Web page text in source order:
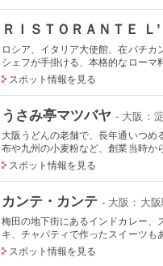
ＲＩＳＴＯＲＡＮＴＥ Ｌ
ロシア、イタリア大使館、在バチ
シェフが手掛ける、本格的なローマ
スポット情報を見る
うさみ亭マツバヤ - 大阪：
大阪うどんの老舗で、長年通いつ
布や九州の小麦粉など、創業当時か
スポット情報を見る
カンテ・カンテ - 大阪：大
梅田の地下街にあるインドカレー、
キ、チャパティで作ったスイーツも
スポット情報を見る